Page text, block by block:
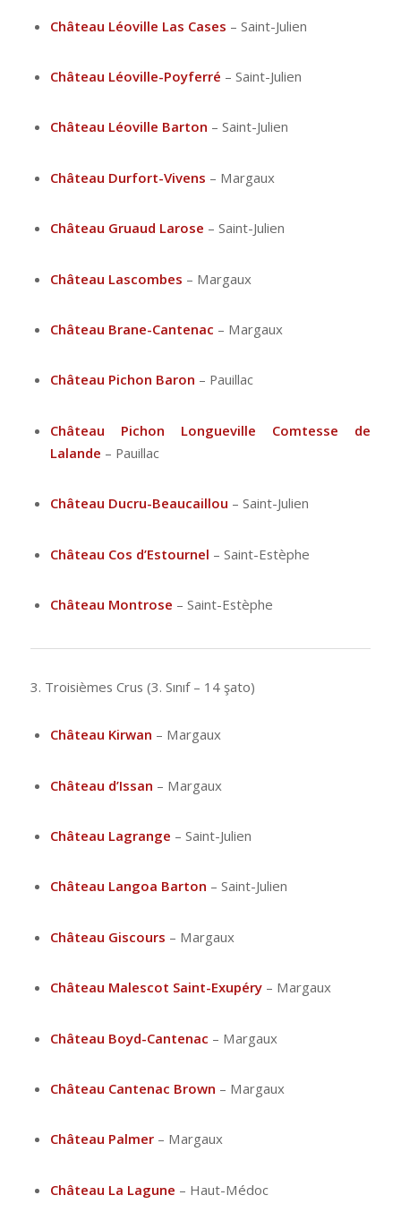
Château Léoville Las Cases – Saint-Julien
Château Léoville-Poyferré – Saint-Julien
Château Léoville Barton – Saint-Julien
Château Durfort-Vivens – Margaux
Château Gruaud Larose – Saint-Julien
Château Lascombes – Margaux
Château Brane-Cantenac – Margaux
Château Pichon Baron – Pauillac
Château Pichon Longueville Comtesse de
Lalande – Pauillac
Château Ducru-Beaucaillou – Saint-Julien
Château Cos d’Estournel – Saint-Estèphe
Château Montrose – Saint-Estèphe
3. Troisièmes Crus (3. Sınıf – 14 şato)
Château Kirwan – Margaux
Château d’Issan – Margaux
Château Lagrange – Saint-Julien
Château Langoa Barton – Saint-Julien
Château Giscours – Margaux
Château Malescot Saint-Exupéry– Margaux
Château Boyd-Cantenac – Margaux
Château Cantenac Brown – Margaux
Château Palmer– Margaux
Château La Lagune – Haut-Médoc